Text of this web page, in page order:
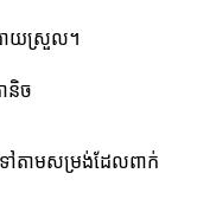
ាយស្រួល។
និច
ៅតាមសម្រង់ដែលពាក់